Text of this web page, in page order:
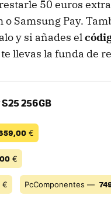
50 euros
Samsung Pay.
y si añades el
te llevas la funda de
256GB
€
€
€ PcComponentes —